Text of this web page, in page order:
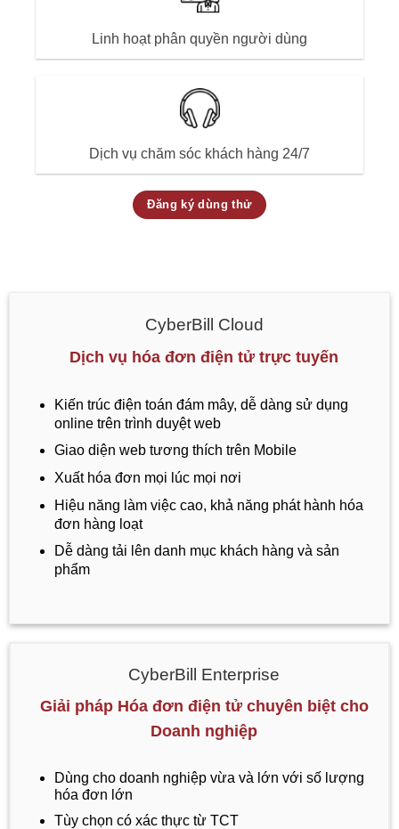
Linh hoạt phân quyền người dùng
Linh hoạt phân quyền người dùng
Dịch vụ chăm sóc khách hàng 24/7
Dịch vụ chăm sóc khách hàng 24/7
Đăng ký dùng thử
CyberBill Cloud
Dịch vụ hóa đơn điện tử trực tuyến
Kiến trúc điện toán đám mây, dễ dàng sử dụng
online trên trình duyệt web
Giao diện web tương thích trên Mobile
Xuất hóa đơn mọi lúc mọi nơi
Hiệu năng làm việc cao, khả năng phát hành hóa
đơn hàng loạt
Dễ dàng tải lên danh mục khách hàng và sản
phẩm
CyberBill Enterprise
Giải pháp Hóa đơn điện tử chuyên biệt cho
Doanh nghiệp
Dùng cho doanh nghiệp vừa và lớn với số lượng
hóa đơn lớn
Tùy chọn có xác thực từ TCT